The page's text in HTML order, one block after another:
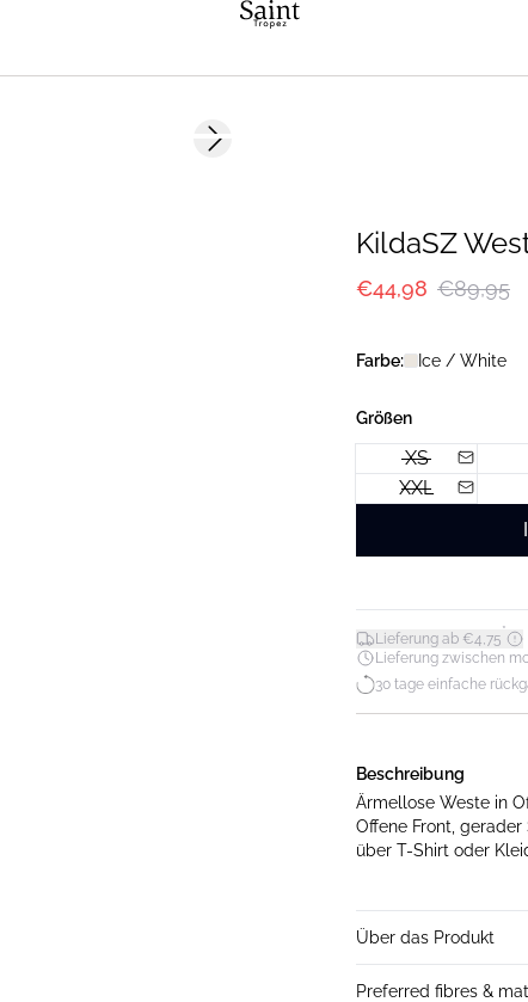
Next slide
KildaSZ
€44,98 €89,95
Farbe: Ice / White
Größen
XS
XXL
Lieferung ab €4,75*
Lieferung zwischen
30 tage einfache
Beschreibung
Ärmellose Weste in
Offene Front,
über T-Shirt oder
Über das Produkt
Preferred fibres &